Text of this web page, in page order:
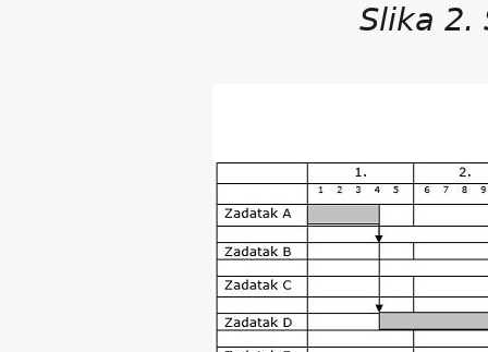
Slika 2.